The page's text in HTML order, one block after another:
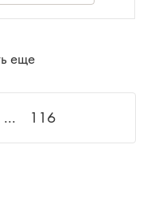
еще
... 116